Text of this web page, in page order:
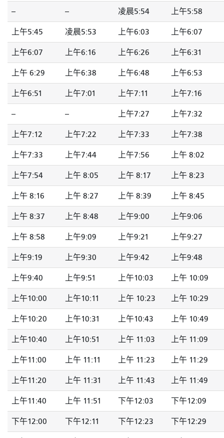
-- -- 凌晨5:54 上午5:58
上午5:45 凌晨5:53 上午6:03 上午6:07
上午6:07 上午6:16 上午6:26 上午6:31
上午 6:29 上午6:38 上午6:48 上午6:53
上午6:51 上午7:01 上午7:11 上午7:16
-- -- 上午7:27 上午7:32
上午7:12 上午7:22 上午7:33 上午7:38
上午7:33 上午7:44 上午7:56 上午 8:02
上午7:54 上午 8:05 上午 8:17 上午 8:23
上午 8:16 上午 8:27 上午 8:39 上午 8:45
上午 8:37 上午 8:48 上午9:00 上午9:06
上午 8:58 上午9:09 上午9:21 上午9:27
上午9:19 上午9:30 上午9:42 上午9:48
上午9:40 上午9:51 上午10:03 上午 10:09
上午10:00 上午10:11 上午 10:23 上午 10:29
上午10:20 上午10:31 上午10:43 上午 10:49
上午10:40 上午10:51 上午 11:03 上午 11:09
上午11:00 上午 11:11 上午 11:23 上午 11:29
上午11:20 上午 11:31 上午 11:43 上午 11:49
上午11:40 上午 11:51 下午12:03 下午12:09
下午12:00 下午12:11 下午12:23 下午12:29